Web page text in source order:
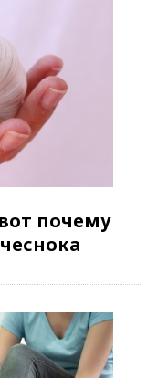
почему